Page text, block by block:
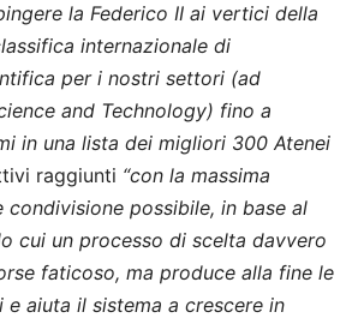
la Federico II ai vertici della
internazionale di
per i nostri settori (ad
and Technology) fino a
in una lista dei migliori 300 Atenei
raggiunti “con la massima
possibile, in base al
cui un processo di scelta davvero
faticoso, ma produce alla fine le
aiuta il sistema a crescere in